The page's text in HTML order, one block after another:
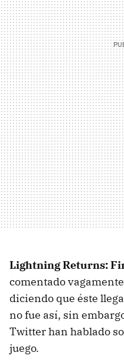
Lightning Returns:
comentado
diciendo que éste
no fue así, sin
Twitter han hablado
juego.